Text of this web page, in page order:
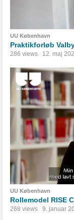
UU København
Praktikforløb
286 views 12. maj
UU København
Rollemodel RISE
268 views 9. januar